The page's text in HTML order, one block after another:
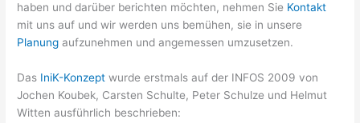
haben und darüber berichten möchten, nehmen Sie Kontakt
mit uns auf und wir werden uns bemühen, sie in unsere
Planung aufzunehmen und angemessen umzusetzen.
Das IniK-Konzept wurde erstmals auf der INFOS 2009 von
Jochen Koubek, Carsten Schulte, Peter Schulze und Helmut
Witten ausführlich beschrieben: